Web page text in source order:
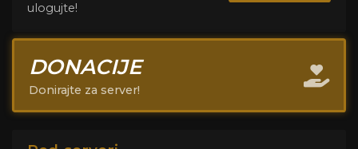
ulogujte!
DONACIJE
Donirajte za server!